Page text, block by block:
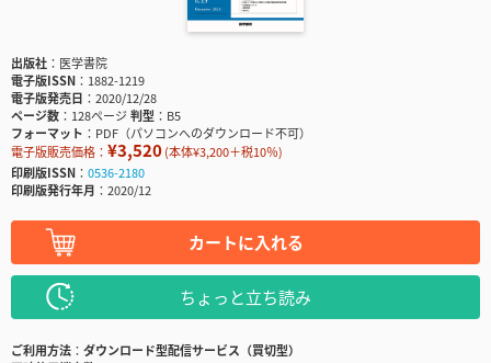
出版社
医学書院
電子版ISSN
1882-1219
電子版発売日
2020/12/28
ページ数
128ページ判型
B5
フォーマット
PDF（パソコンへのダウンロード不可）
電子版販売価格： ¥3,520(本体¥3,200＋税10％)
印刷版ISSN
0536-2180
印刷版発行年月
2020/12
カートに入れる
ちょっと立ち読み
ご利用方法
ダウンロード型配信サービス（買切型）